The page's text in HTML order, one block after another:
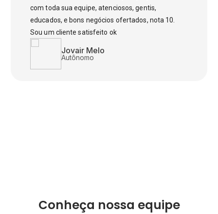
Jovair Melo
Autônomo
com toda sua equipe, atenciosos, gentis,
educados, e bons negócios ofertados, nota 10.
Sou um cliente satisfeito ok
Conheça nossa equipe